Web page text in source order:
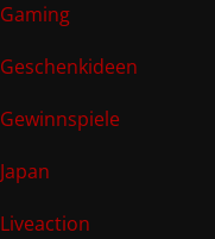
Gaming
Geschenkideen
Gewinnspiele
Japan
Liveaction